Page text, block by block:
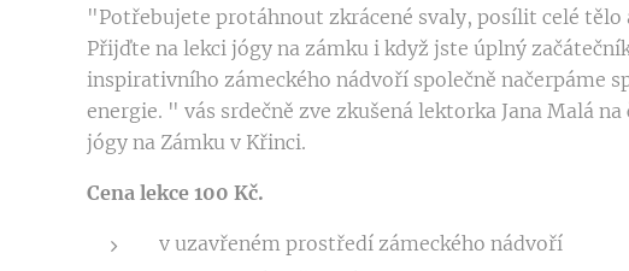
"Potřebujete protáhnout zkrácené svaly, posílit celé tělo
Přijďte na lekci jógy na zámku i když jste úplný
inspirativního zámeckého nádvoří společně načerpáme
energie. " vás srdečně zve zkušená lektorka Jana Malá
jógy na Zámku v Křinci.
Cena lekce 100 Kč.
v uzavřeném prostředí zámeckého nádvoří